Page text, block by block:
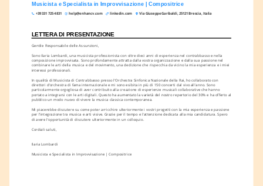
Musicista e Specialista in Improvvisazione | Compositrice
+39 331 725 4831 help@enhancv.com linkedin.com Via Giuseppe Garibaldi, 25121 Brescia, Italia
LETTERA DI PRESENTAZIONE
Gentile Responsabile delle Assunzioni,
Sono Ilaria Lombardi, una musicista professionista con oltre dieci anni di esperienza nel contrabbasso e nella
composizione improvvisata. Sono profondamente attratta dalla vostra organizzazione e dalla sua passione nel
combinare le arti della musica e del movimento, una dedizione che rispecchia da vicino la mia esperienza e i miei
interessi professionali.
In qualità di Musicista di Contrabbasso presso l'Orchestra Sinfonica Nazionale della Rai, ho collaborato con
direttori d'orchestra di fama internazionale e mi sono esibita in più di 150 concerti dal vivo all'anno. Sono
particolarmente orgogliosa di aver contribuito alla creazione di esperienze musicali collaborative che hanno
portato a integrarsi con le arti digitali. Questo ha aumentato la varietà del nostro repertorio del 30% e ha offerto al
pubblico un modo nuovo di vivere la musica classica contemporanea.
Mi piacerebbe discutere su come poter arricchire ulteriormente i vostri progetti con la mia esperienza e passione
per l'integrazione tra musica e arti visive. Grazie per il tempo e l'attenzione dedicata alla mia candidatura. Spero
di avere l'opportunità di discutere ulteriormente in un colloquio.
Cordiali saluti,
Ilaria Lombardi
Musicista e Specialista in Improvvisazione | Compositrice